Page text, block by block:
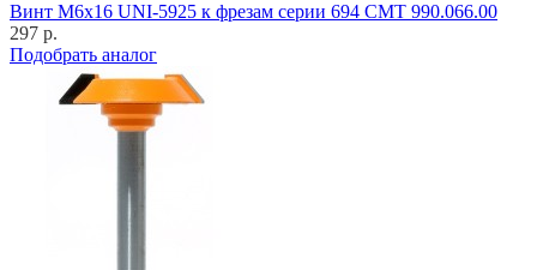
Винт M6x16 UNI-5925 к фрезам серии 694 CMT 990.066.00
297 р.
Подобрать аналог